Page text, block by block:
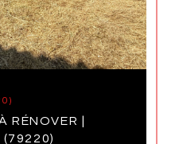
RÉNOVER |
(79220)